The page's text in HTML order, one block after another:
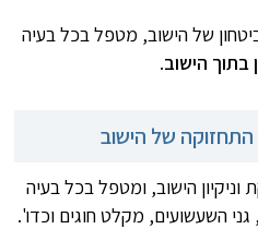
של הישוב, מטפל בכל בעיה
בתוך הישוב.
של הישוב
הישוב, ומטפל בכל בעיה
גני השעשועים, מקלט חוגים וכדו'.